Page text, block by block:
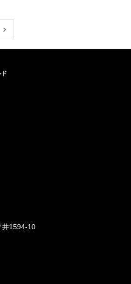
井1594-10